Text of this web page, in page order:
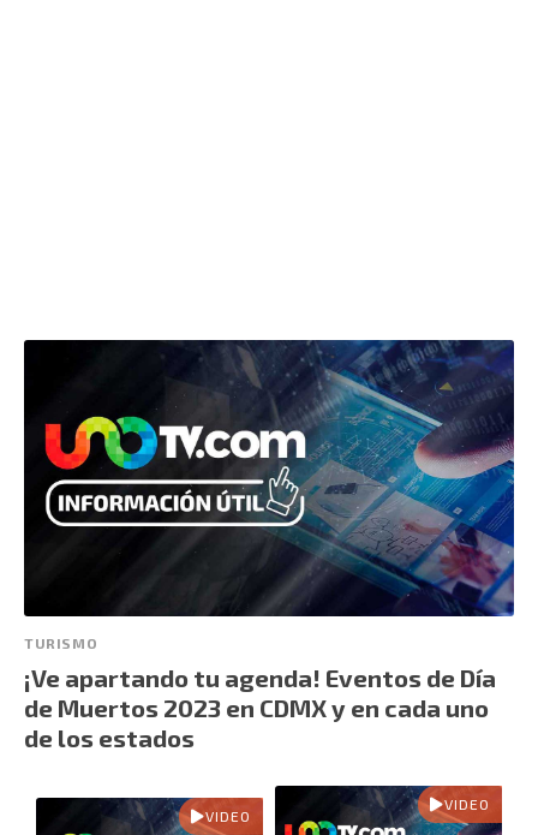
TURISMO
¡Ve apartando tu agenda! Eventos de Día
de Muertos 2023 en CDMX y en cada uno
de los estados
VIDEO
VIDEO